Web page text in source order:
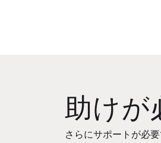
助けが
さらにサポートが必